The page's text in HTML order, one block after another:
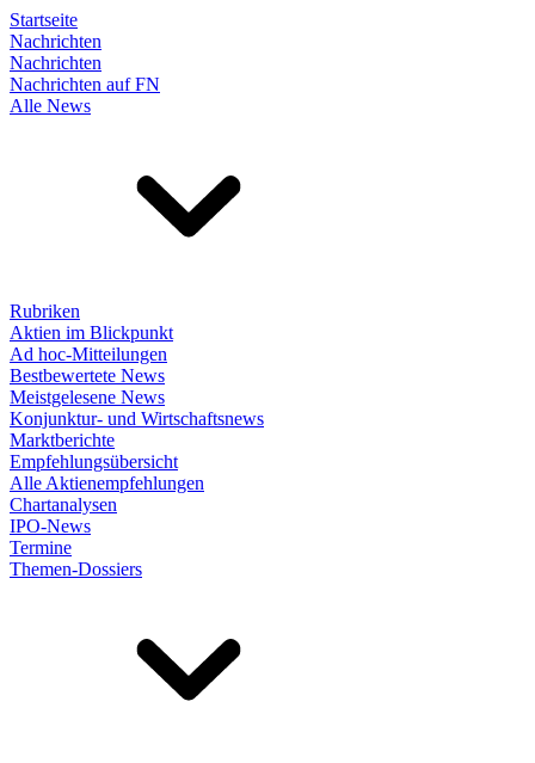
Startseite
Nachrichten
Nachrichten
Nachrichten auf FN
Alle News
Rubriken
Aktien im Blickpunkt
Ad hoc-Mitteilungen
Bestbewertete News
Meistgelesene News
Konjunktur- und Wirtschaftsnews
Marktberichte
Empfehlungsübersicht
Alle Aktienempfehlungen
Chartanalysen
IPO-News
Termine
Themen-Dossiers